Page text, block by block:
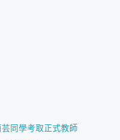
同學考取正式教師